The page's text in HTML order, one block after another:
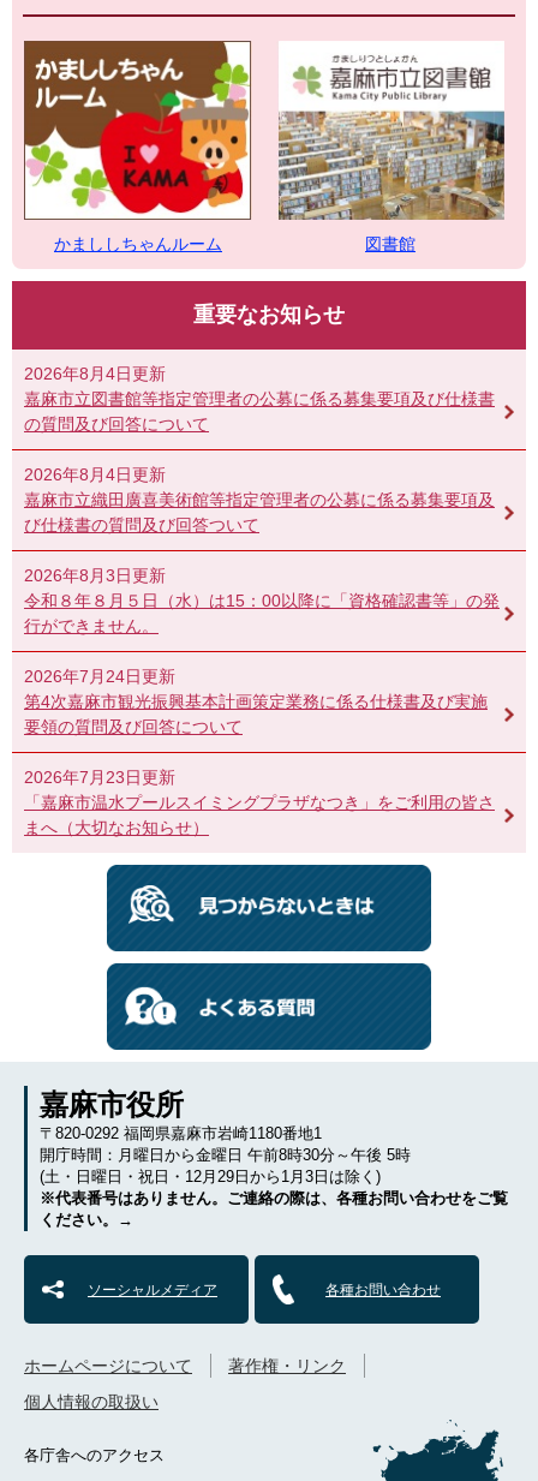
かまししちゃんルーム 図書館
重要なお知らせ
2026年8月4日更新
嘉麻市立図書館等指定管理者の公募に係る募集要項及び仕様書
の質問及び回答について
2026年8月4日更新
嘉麻市立織田廣喜美術館等指定管理者の公募に係る募集要項及
び仕様書の質問及び回答ついて
2026年8月3日更新
令和８年８月５日（水）は15：00以降に「資格確認書等」の発
行ができません。
2026年7月24日更新
第4次嘉麻市観光振興基本計画策定業務に係る仕様書及び実施
要領の質問及び回答について
2026年7月23日更新
「嘉麻市温水プールスイミングプラザなつき」をご利用の皆さ
まへ（大切なお知らせ）
嘉麻市役所
〒820-0292 福岡県嘉麻市岩崎1180番地1
開庁時間：月曜日から金曜日 午前8時30分～午後 5時
(土・日曜日・祝日・12月29日から1月3日は除く)
※代表番号はありません。ご連絡の際は、各種お問い合わせをご覧
ください。→
ソーシャルメディア 各種お問い合わせ
各庁舎へのアクセス
ホームページについて
著作権・リンク
個人情報の取扱い